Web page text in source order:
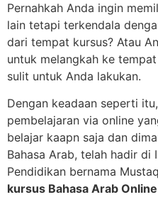
Pernahkah Anda ingin
lain tetapi terkendala
dari tempat kursus? Atau
untuk melangkah ke
sulit untuk Anda lakukan.
Dengan keadaan seperti
pembelajaran via online
belajar kaapn saja dan
Bahasa Arab, telah hadir di
Pendidikan bernama
kursus Bahasa Arab Online